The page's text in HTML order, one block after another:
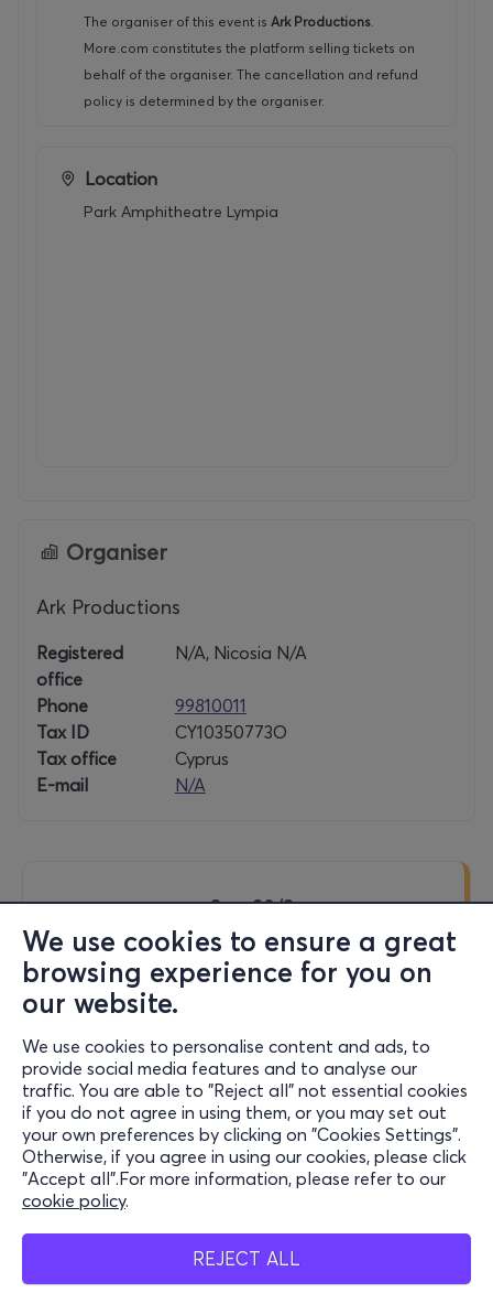
We use cookies to ensure a great
browsing experience for you on
our website.
We use cookies to personalise content and ads, to
provide social media features and to analyse our
traffic. You are able to "Reject all" not essential cookies
if you do not agree in using them, or you may set out
your own preferences by clicking on "Cookies Settings".
Otherwise, if you agree in using our cookies, please click
"Accept all".For more information, please refer to our
cookie policy.
REJECT ALL
The organiser of this event is Ark Productions
More.com constitutes the platform selling tickets on
behalf of the organiser. The cancellation and refund
policy is determined by the organiser.
Location
Park Amphitheatre Lympia
Organiser
Ark Productions
Registered
office
N/A, Nicosia N/A
Phone
99810011
Tax ID
CY10350773O
Tax office
Cyprus
E-mail
N/A
Sun, 30/8
Doors open at 20:00
Theodorou Konstanti, Lympia
Park Amphitheatre Lympia - Nicosia, Cyprus
20€
Tickets